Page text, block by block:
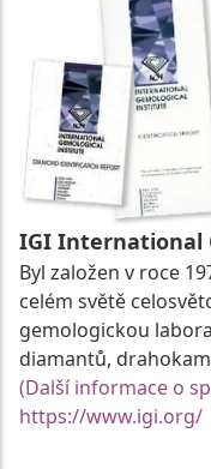
IGI International
Byl založen v roce
celém světě
gemologickou
diamantů,
(Další informace o
https://www.igi.org/